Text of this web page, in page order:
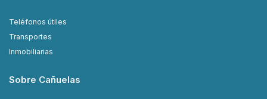
Teléfonos útiles
Transportes
Inmobiliarias
Sobre Cañuelas